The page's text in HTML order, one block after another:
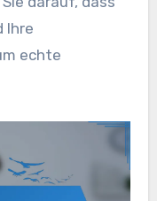
Ihre
echte